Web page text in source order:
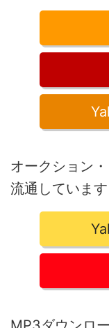
オークション
流通しています